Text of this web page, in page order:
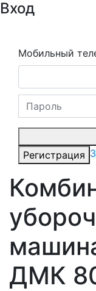
Вход
Мобильный
Регистрация
ДМК